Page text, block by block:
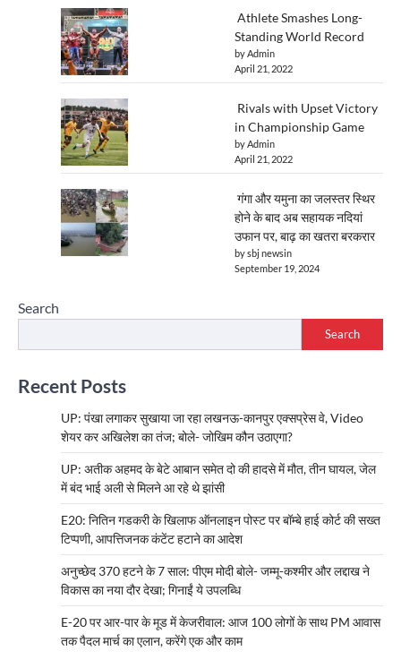
Athlete Smashes Long-
Standing World Record
by Admin
April 21, 2022
Rivals with Upset Victory
in Championship Game
by Admin
April 21, 2022
गंगा और यमुना का जलस्तर स्थिर
होने के बाद अब सहायक नदियां
उफान पर, बाढ़ का खतरा बरकरार
by sbj newsin
September 19, 2024
Search
Search
Recent Posts
UP: पंखा लगाकर सुखाया जा रहा लखनऊ-कानपुर एक्सप्रेस वे, Video
शेयर कर अखिलेश का तंज; बोले- जोखिम कौन उठाएगा?
UP: अतीक अहमद के बेटे आबान समेत दो की हादसे में मौत, तीन घायल, जेल
में बंद भाई अली से मिलने आ रहे थे झांसी
E20: नितिन गडकरी के खिलाफ ऑनलाइन पोस्ट पर बॉम्बे हाई कोर्ट की सख्त
टिप्पणी, आपत्तिजनक कंटेंट हटाने का आदेश
अनुच्छेद 370 हटने के 7 साल: पीएम मोदी बोले- जम्मू-कश्मीर और लद्दाख ने
विकास का नया दौर देखा; गिनाईं ये उपलब्धि
E-20 पर आर-पार के मूड में केजरीवाल: आज 100 लोगों के साथ PM आवास
तक पैदल मार्च का एलान, करेंगे एक और काम